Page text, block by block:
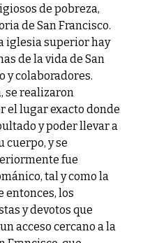
de pobreza,
de San Francisco.
iglesia superior hay
de la vida de San
y colaboradores.
se realizaron
el lugar exacto donde
y poder llevar a
cuerpo, y se
fue
tal y como la
entonces, los
y devotos que
acceso cercano a la